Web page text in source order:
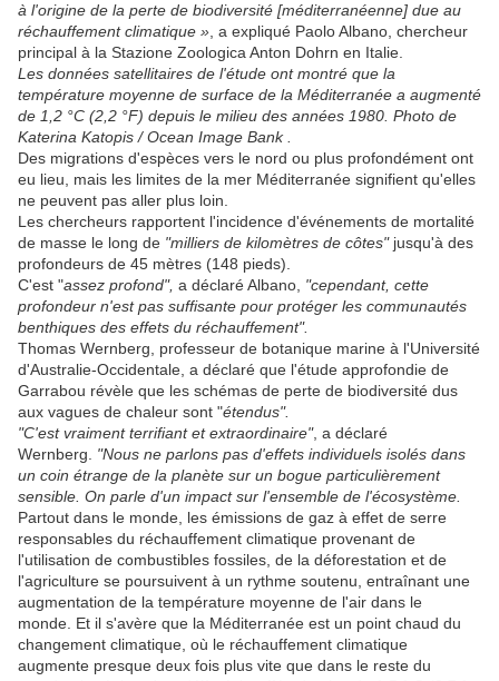
à l'origine de la perte de biodiversité [méditerranéenne] due au
réchauffement climatique » , a expliqué Paolo Albano, chercheur
principal à la Stazione Zoologica Anton Dohrn en Italie.
Les données satellitaires de l'étude ont montré que la
température moyenne de surface de la Méditerranée a augmenté
de 1,2 °C (2,2 °F) depuis le milieu des années 1980. Photo de
Katerina Katopis / Ocean Image Bank .
Des migrations d'espèces vers le nord ou plus profondément ont
eu lieu, mais les limites de la mer Méditerranée signifient qu'elles
ne peuvent pas aller plus loin.
Les chercheurs rapportent l'incidence d'événements de mortalité
de masse le long de "milliers de kilomètres de côtes" jusqu'à des
profondeurs de 45 mètres (148 pieds).
C'est "assez profond", a déclaré Albano, "cependant, cette
profondeur n'est pas suffisante pour protéger les communautés
benthiques des effets du réchauffement".
Thomas Wernberg, professeur de botanique marine à l'Université
d'Australie-Occidentale, a déclaré que l'étude approfondie de
Garrabou révèle que les schémas de perte de biodiversité dus
aux vagues de chaleur sont "étendus".
"C'est vraiment terrifiant et extraordinaire", a déclaré
Wernberg. "Nous ne parlons pas d'effets individuels isolés dans
un coin étrange de la planète sur un bogue particulièrement
sensible. On parle d'un impact sur l'ensemble de l'écosystème.
Partout dans le monde, les émissions de gaz à effet de serre
responsables du réchauffement climatique provenant de
l'utilisation de combustibles fossiles, de la déforestation et de
l'agriculture se poursuivent à un rythme soutenu, entraînant une
augmentation de la température moyenne de l'air dans le
monde. Et il s'avère que la Méditerranée est un point chaud du
changement climatique, où le réchauffement climatique
augmente presque deux fois plus vite que dans le reste du